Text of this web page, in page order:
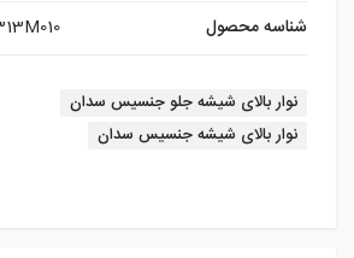
شناسه محصول
برچسب:
نوار بالای شیشه جلو جنسیس سدان
نوار بالای شیشه جنسیس سدان